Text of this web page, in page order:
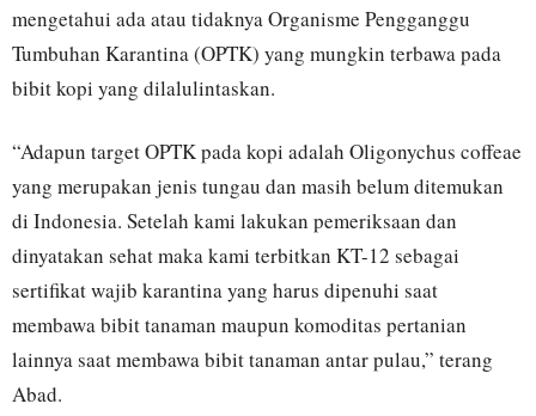
mengetahui ada atau tidaknya Organisme Pengganggu
Tumbuhan Karantina (OPTK) yang mungkin terbawa pada
bibit kopi yang dilalulintaskan.
“Adapun target OPTK pada kopi adalah Oligonychus coffeae
yang merupakan jenis tungau dan masih belum ditemukan
di Indonesia. Setelah kami lakukan pemeriksaan dan
dinyatakan sehat maka kami terbitkan KT-12 sebagai
sertifikat wajib karantina yang harus dipenuhi saat
membawa bibit tanaman maupun komoditas pertanian
lainnya saat membawa bibit tanaman antar pulau,” terang
Abad.